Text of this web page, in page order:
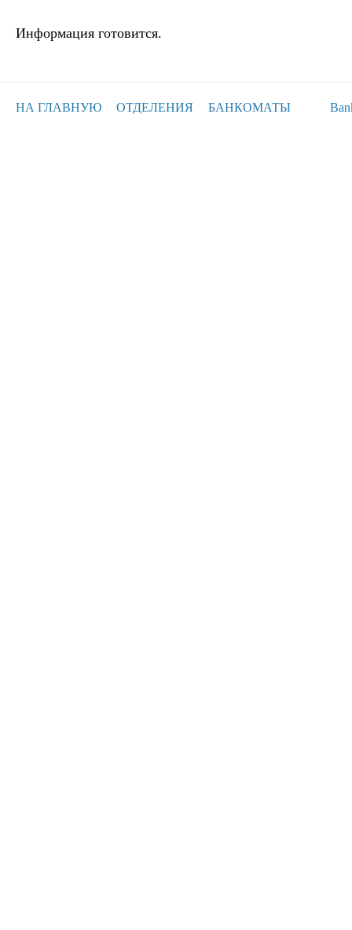
Информация готовится.
НА ГЛАВНУЮ ОТДЕЛЕНИЯ БАНКОМАТЫ